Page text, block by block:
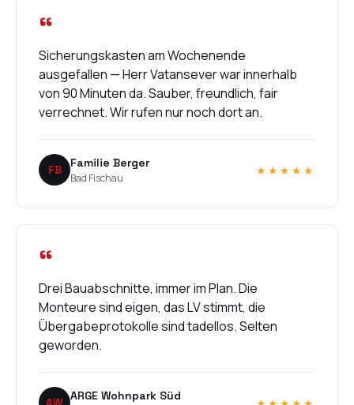
“
Sicherungskasten am Wochenende
ausgefallen — Herr Vatansever war innerhalb
von 90 Minuten da. Sauber, freundlich, fair
verrechnet. Wir rufen nur noch dort an.
FB Familie Berger
Bad Fischau
★★★★★
“
Drei Bauabschnitte, immer im Plan. Die
Monteure sind eigen, das LV stimmt, die
Übergabeprotokolle sind tadellos. Selten
geworden.
ARGE Wohnpark Süd